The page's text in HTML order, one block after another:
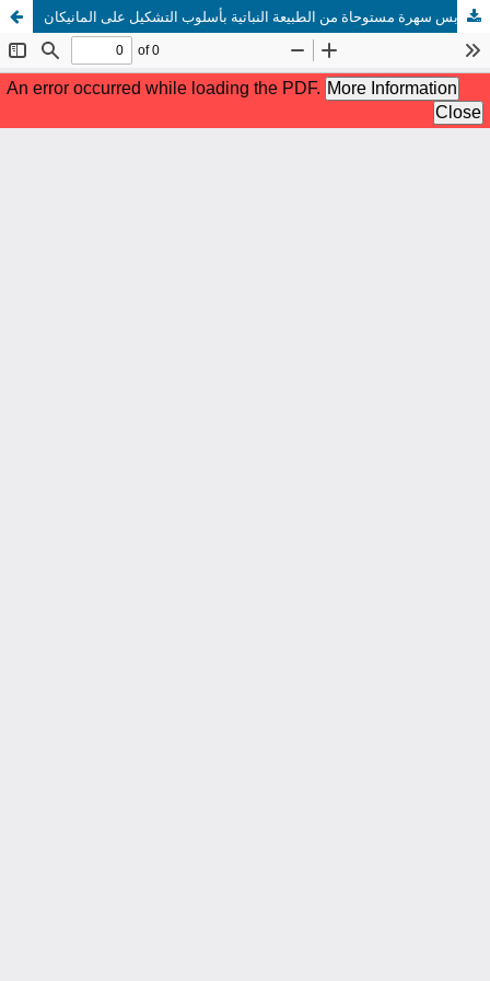
صياغات تشكيلية لملابس سهرة مستوحاة من الطبيعة النباتية بأسلوب التشكيل على المانيكان